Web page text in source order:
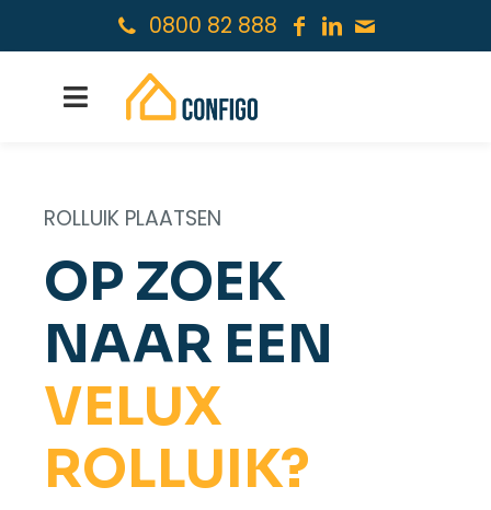
0800 82 888
ROLLUIK PLAATSEN
OP ZOEK
NAAR EEN
VELUX
ROLLUIK?